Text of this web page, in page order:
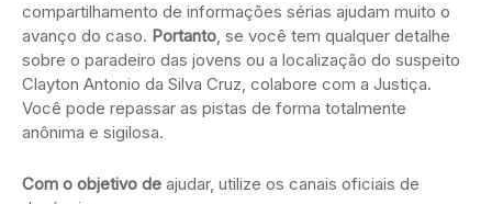
compartilhamento de informações sérias ajudam muito o
avanço do caso. Portanto, se você tem qualquer detalhe
sobre o paradeiro das jovens ou a localização do suspeito
Clayton Antonio da Silva Cruz, colabore com a Justiça.
Você pode repassar as pistas de forma totalmente
anônima e sigilosa.
Com o objetivo de ajudar, utilize os canais oficiais de